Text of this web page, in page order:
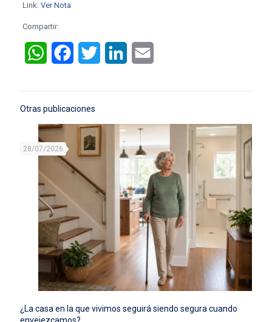
Link: Ver Nota
Compartir:
WhatsAppFacebookTwitter LinkedIn
Otras publicaciones
28/07/2026
¿La casa en la que vivimos seguirá siendo segura cuando